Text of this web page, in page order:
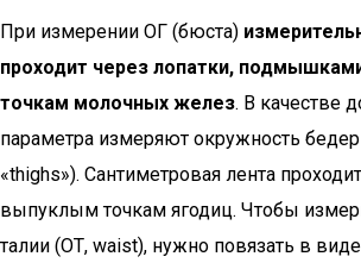
При измерении ОГ (бюста)
проходит через лопатки,
точкам молочных желез. В качестве
параметра измеряют окружность
«thighs»). Сантиметровая лента
выпуклым точкам ягодиц. Чтобы
талии (ОТ, waist), нужно повязать в